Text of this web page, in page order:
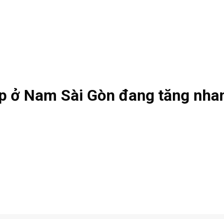
ở Nam Sài Gòn đang tăng